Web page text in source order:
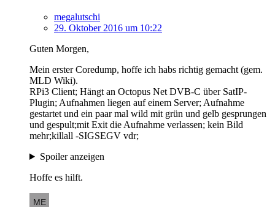
megalutschi
29. Oktober 2016 um 10:22
Guten Morgen,
Mein erster Coredump, hoffe ich habs richtig gemacht (gem.
MLD Wiki).
RPi3 Client; Hängt an Octopus Net DVB-C über SatIP-
Plugin; Aufnahmen liegen auf einem Server; Aufnahme
gestartet und ein paar mal wild mit grün und gelb gesprungen
und gespult;mit Exit die Aufnahme verlassen; kein Bild
mehr;killall -SIGSEGV vdr;
Spoiler anzeigen
Hoffe es hilft.